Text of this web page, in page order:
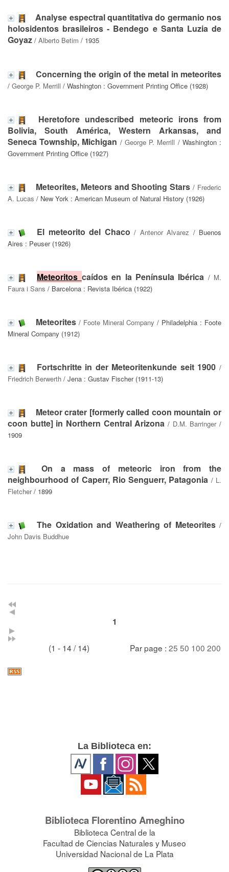
Analyse espectral quantitativa do germanio nos
holosidentos brasileiros - Bendego e Santa Luzia de
Goyaz / Alberto Betim / 1935
Concerning the origin of the metal in meteorites
/ George P. Merrill / Washington : Government Printing Office (1928)
Heretofore undescribed meteoric irons from
Bolivia, South América, Western Arkansas, and
Seneca Township, Michigan / George P. Merrill / Washington :
Government Printing Office (1927)
Meteorites, Meteors and Shooting Stars / Frederic
A. Lucas / New York : American Museum of Natural History (1926)
El meteorito del Chaco / Antenor Alvarez / Buenos
Aires : Peuser (1926)
Meteoritos caídos en la Península Ibérica / M.
Faura i Sans / Barcelona : Revista Ibérica (1922)
Meteorites/ Foote Mineral Company / Philadelphia : Foote
Mineral Company (1912)
Fortschritte in der Meteoritenkunde seit 1900 /
Friedrich Berwerth / Jena : Gustav Fischer (1911-13)
Meteor crater [formerly called coon mountain or
coon butte] in Northern Central Arizona / D.M. Barringer/
1909
On a mass of meteoric iron from the
neighbourhood of Caperr, Rio Senguerr, Patagonia / L.
Fletcher/ 1899
The Oxidation and Weathering of Meteorites/
John Davis Buddhue
1
(1 - 14 / 14) Par page : 25 50 100 200
La Biblioteca en:
Biblioteca Florentino Ameghino
Biblioteca Central de la
Facultad de Ciencias Naturales y Museo
Universidad Nacional de La Plata